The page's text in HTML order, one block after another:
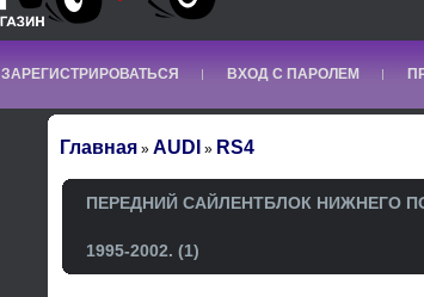
ЗАРЕГИСТРИРОВАТЬСЯ ВХОД С ПАРОЛЕМ
Главная » AUDI » RS4
ПЕРЕДНИЙ САЙЛЕНТБЛОК НИЖНЕГО
1995-2002. (1)